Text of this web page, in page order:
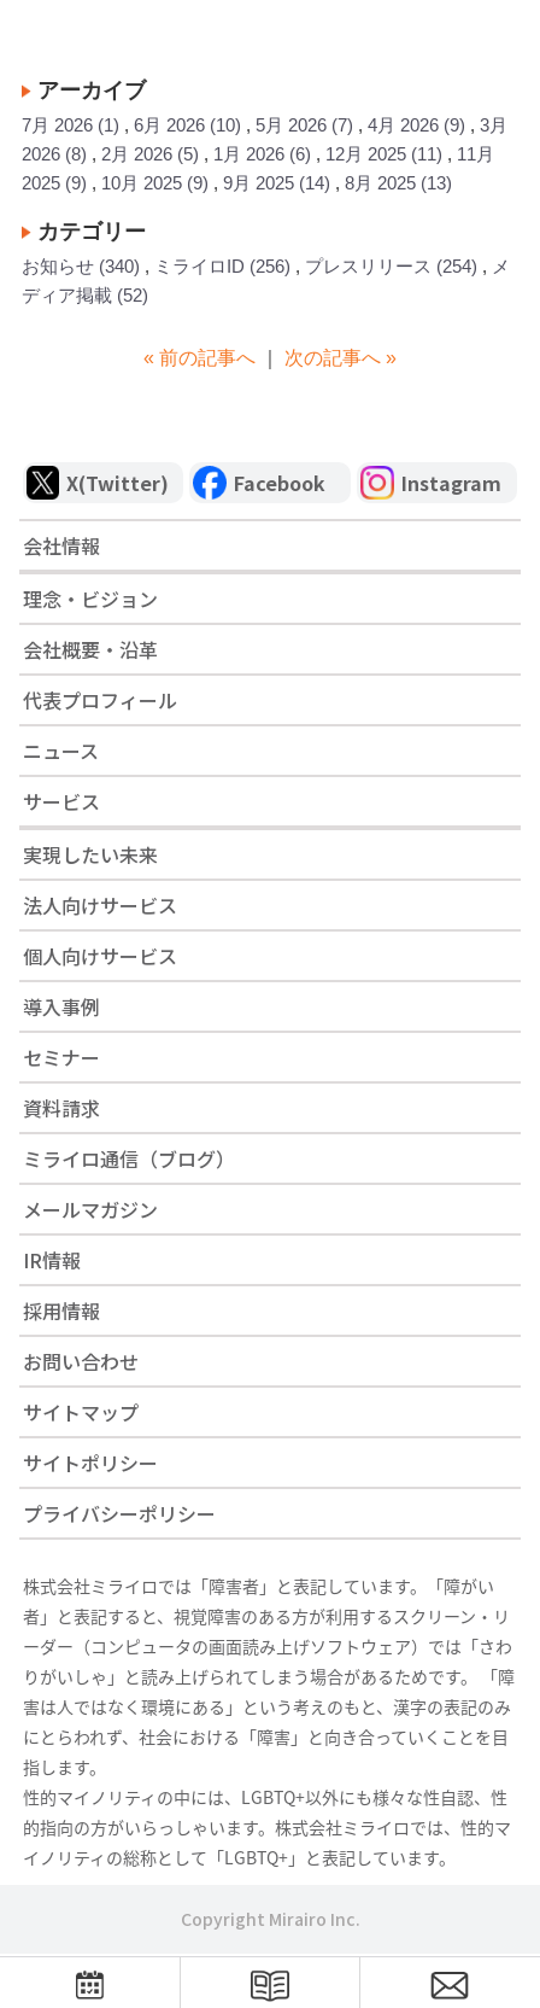
アーカイブ
7月 2026 (1) 6月 2026 (10) 5月 2026 (7) 4月 2026 (9)
3月
2026 (8) 2月 2026 (5) 1月 2026 (6) 12月 2025 (11)
11月
2025 (9) 10月 2025 (9) 9月 2025 (14) 8月 2025 (13)
カテゴリー
お知らせ (340) ミライロID (256) プレスリリース (254)
メ
ディア掲載 (52)
« 前の記事へ 次の記事へ »
X(Twitter) Facebook Instagram
会社情報
理念・ビジョン
会社概要・沿革
代表プロフィール
ニュース
サービス
実現したい未来
法人向けサービス
個人向けサービス
導入事例
セミナー
資料請求
ミライロ通信（ブログ）
メールマガジン
IR情報
採用情報
お問い合わせ
サイトマップ
サイトポリシー
プライバシーポリシー
株式会社ミライロでは「障害者」と表記しています。「障がい
者」と表記すると、視覚障害のある方が利用するスクリーン・リ
ーダー（コンピュータの画面読み上げソフトウェア）では「さわ
りがいしゃ」と読み上げられてしまう場合があるためです。 「障
害は人ではなく環境にある」という考えのもと、漢字の表記のみ
にとらわれず、社会における「障害」と向き合っていくことを目
指します。
性的マイノリティの中には、LGBTQ+以外にも様々な性自認、性
的指向の方がいらっしゃいます。株式会社ミライロでは、性的マ
イノリティの総称として「LGBTQ+」と表記しています。
Copyright Mirairo Inc.